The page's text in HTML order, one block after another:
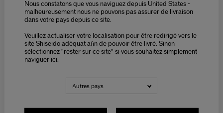
Nous constatons que vous naviguez depuis United States -
malheureusement nous ne pouvons pas assurer de livraison
dans votre pays depuis ce site.
Veuillez actualiser votre localisation pour être redirigé vers le
site Shiseido adéquat afin de pouvoir être livré. Sinon
sélectionnez "rester sur ce site" si vous souhaitez simplement
naviguer ici.
Autres pays